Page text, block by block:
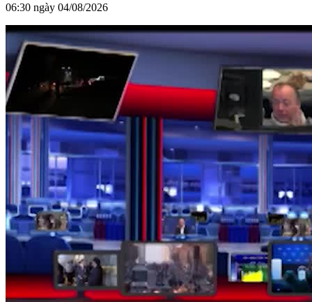
06:30 ngày 04/08/2026